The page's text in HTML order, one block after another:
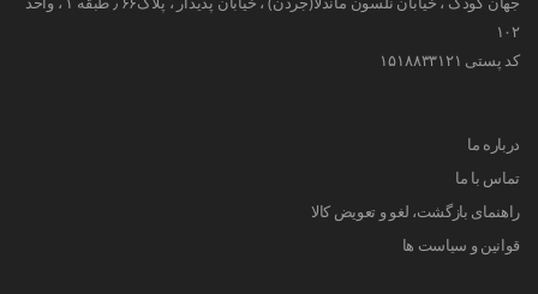
۱۰۲
کد پستی ۱۵۱۸۸۳۳۱۲۱
درباره ما
تماس با ما
راهنمای بازگشت، لغو و تعویض کالا
قوانین و سیاست ها